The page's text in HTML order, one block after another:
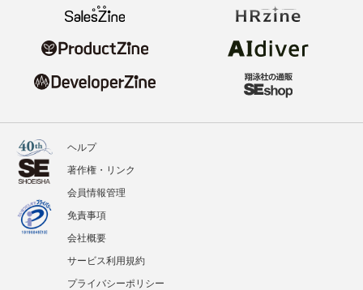
ヘルプ
著作権・リンク
会員情報管理
免責事項
会社概要
サービス利用規約
プライバシーポリシー